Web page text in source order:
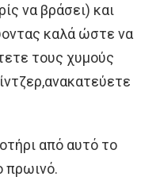
να βράσει) και
καλά ώστε να
τους χυμούς
από αυτό το
πρωινό.